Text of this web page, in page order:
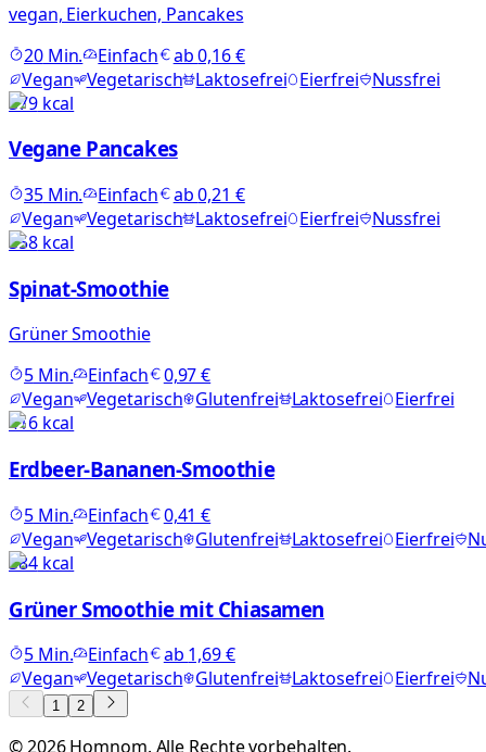
vegan, Eierkuchen, Pancakes
20Min. Einfach ab0,16 €
Vegan Vegetarisch Laktosefrei Eierfrei
Nussfrei
379kcal
Vegane Pancakes
35Min. Einfach ab0,21 €
Vegan Vegetarisch Laktosefrei Eierfrei
Nussfrei
358kcal
Spinat-Smoothie
Grüner Smoothie
5Min. Einfach
0,97 €
Vegan Vegetarisch Glutenfrei Laktosefrei Eierfrei
416kcal
Erdbeer-Bananen-Smoothie
5Min. Einfach
0,41 €
Vegan Vegetarisch Glutenfrei Laktosefrei Eierfrei
384kcal
Grüner Smoothie mit Chiasamen
5Min. Einfach ab 1,69 €
Vegan Vegetarisch Glutenfrei Laktosefrei Eierfrei
1 2
© 2026Homnom. Alle Rechte vorbehalten.